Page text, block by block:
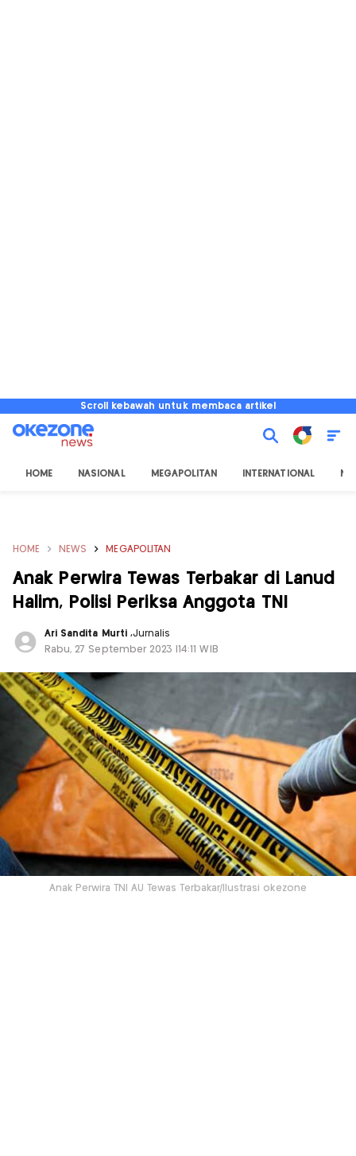
Scroll kebawah untuk membaca artikel
HOME NASIONAL MEGAPOLITAN INTERNATIONAL
HOME NEWS MEGAPOLITAN
Anak Perwira Tewas Terbakar di Lanud
Halim, Polisi Periksa Anggota TNI
Ari Sandita Murti ,Jurnalis
Rabu, 27 September 2023 |14:11 WIB
Anak Perwira TNI AU Tewas Terbakar/Ilustrasi okezone